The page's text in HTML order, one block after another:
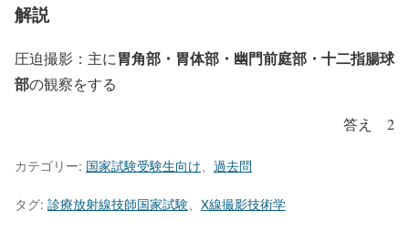
解説
圧迫撮影：主に胃角部・胃体部・幽門前庭部・十二指腸球
部の観察をする
答え 2
カテゴリー: 国家試験受験生向け 過去問
タグ: 診療放射線技師国家試験 X線撮影技術学